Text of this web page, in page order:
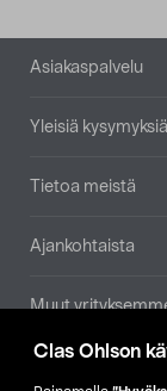
Clas Ohlson
Asiakaspalvelu
Yleisiä kysymyksiä
Tietoa meistä
Ajankohtaista
Muut